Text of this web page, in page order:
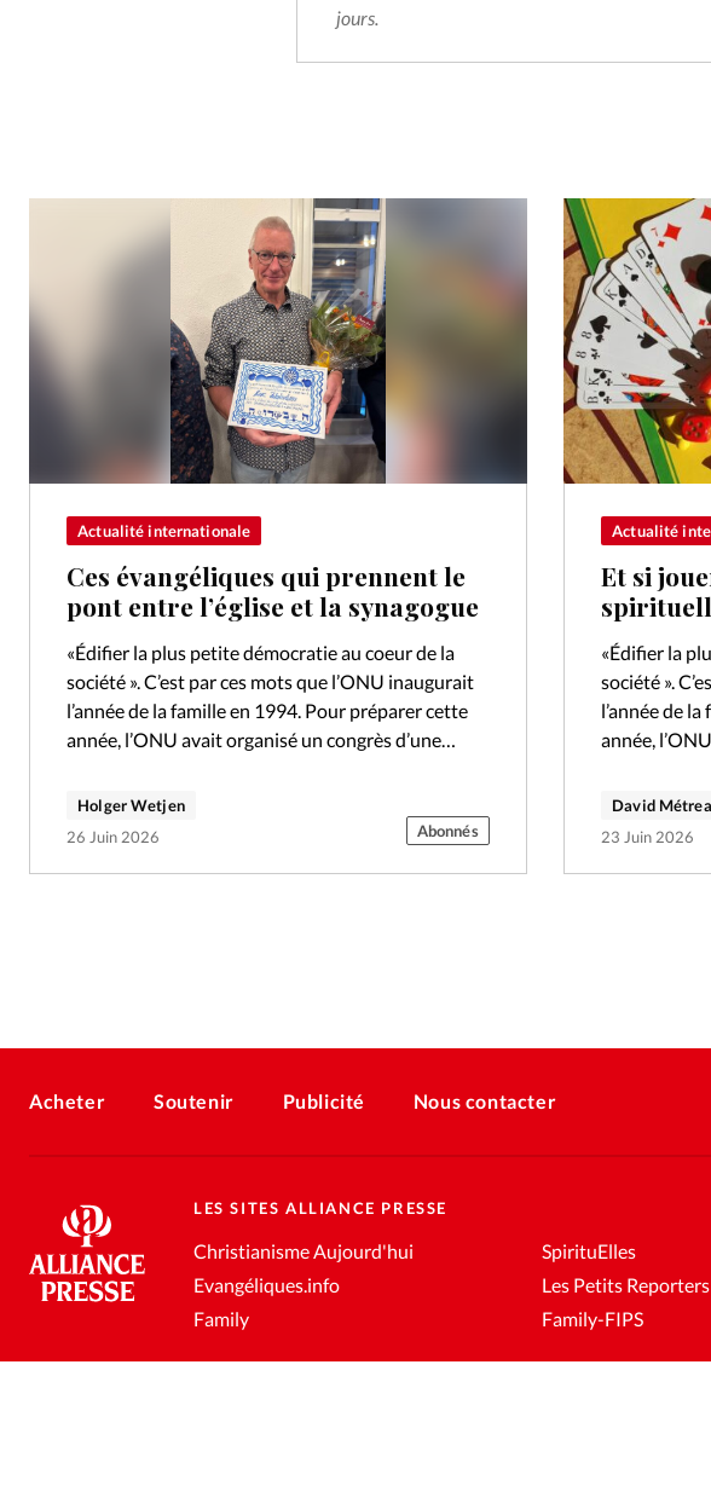
jours.
Actualité internationale
Ces évangéliques qui prennent le
pont entre l’église et la synagogue
«Édifier la plus petite démocratie au coeur de la
société ». C’est par ces mots que l’ONU inaugurait
l’année de la famille en 1994. Pour préparer cette
année, l’ONU avait organisé un congrès d’une
Holger Wetjen
26 Juin 2026
Abonnés
Actualité
Et si
«Édifier la
société ».
l’année de
année,
David
23 Juin 2026
Acheter Soutenir Publicité Nous contacter
LES SITES ALLIANCE PRESSE
Christianisme Aujourd'hui
Evangéliques.info
Family
SpirituElles
Les Petits Reporters
Family-FIPS